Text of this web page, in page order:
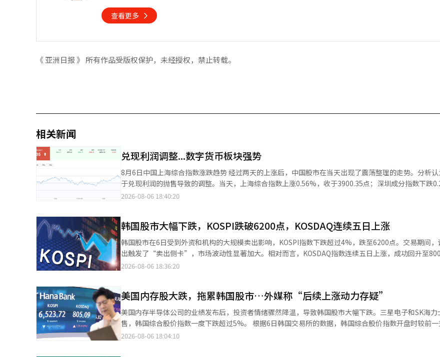
查看更多
《 亚洲日报 》 所有作品受版权保护，未经授权，禁止转载。
相关新闻
兑现利润调整...数字货币板块强势
8月6日中国上海综合指数涨跌趋势 经过两天的上涨后，中国股市在当天出现了震荡整理的走势。分析认为，这是由
于兑现利润的抛售导致的调整。当天，上海综合指数上涨0.56%，收于3900.35点；深圳成分指数下跌
14110.12点；创业板指数下跌0.55%，收于3515.56点。 由于美国股市对人工智能板块的投资情绪恢复，过去两天中
待将于7日发布的美国非农就业数据（NFP）时表现出观望情绪，这也是当天调整的原因之一。如果私人
佳，可能会导致美国经济放缓的现实化。由于这一不确定性，投资者选择了观望。 华泰证券在当天的报告中指
出：“短期内市场缺乏共识，方向感减弱，趋势性反弹可能在8月下旬出现。大型科技公司的业绩发布
是否形成新的上涨阶段。”并补充道：“现在投资将集中在业绩可见性高的板块，而非投资规模。” 当天，数字货币
相关股票大幅上涨。飞天诚信、恒宝股份、楚天龙等股票均涨停。中国国务院在5日发布的《加快零售业
国人购物和支付便利化等。 煤炭相关股票也表现强劲。昊华能源、大有能源等股票涨停。5日动力煤价格指数上涨的
消息为煤炭股带来了利好。5500大卡产品的价格上涨5元，交易价格为839元。煤炭价格持续强势，煤炭
能力大幅改善。此外，部分煤矿进入安全整修阶段，市场上也出现了供应不足的担忧。 与此同时，中国人民银行当天
公布的美元对人民币的基准汇率为6.7889元，较前一日上涨0.0006元，人民币贬值幅度为0.009%。※
智能（AI）系统翻译与编辑。
2026-08-06 18:40:20
韩国股市大幅下跌，KOSPI跌破6200点，KOSDAQ连续五日上涨
韩国股市在6日受到外资和机构的大规模卖出影响，KOSPI指数下跌超过4%，跌至6200点。交易期间
出触发了“卖出侧卡”，市场波动性显著加大。相对而言，KOSDAQ指数连续五日上涨，成功回升至800点
据韩国交易所的数据，KOSPI指数较前一交易日下跌301.88点（4.58%），收于6296.38点。当天，指数
亿韩元，吸纳了这些卖出量。 在市值前列的股票中，SK海力士（-10.07%）、SK广场（-13.14%）的跌幅较大。此
外，三星电机（-8.92%）、三星电子（-6.50%）、三星物产（-4.17%）、三星生命（-3.57%）、现
（-1.36%）等也以跌势收盘。相对而言，韩华航空航天（3.97%）、LG能源解决方案（2.24%）、三
（1.27%）、KB金融（0.29%）则以上涨收盘。 KOSDAQ指数较前一交易日上涨2.08点（0.26%），收于801.67
点。当天，指数以797.44点开盘，随后转为上涨并突破800点，期间最高曾达到813.54点。自上月31日
2026-08-06 18:36:20
美国内存股大跌，拖累韩国股市…外媒称“后续上涨动力存疑”
美国内存半导体公司的业绩发布后，投资者情绪骤然降温，导致韩国股市大幅下跌。三星电子和SK海力
售，韩国综合股价指数一度下跌超过5%。 根据6日韩国交易所的数据，韩国综合股价指数开盘时较前一交易日下跌
1.81%，报6478.75点，曾一度跌至6238.32点，跌幅达到5.46%。由于急剧下跌，韩国综合股价指数触
2026-08-06 18:04:10